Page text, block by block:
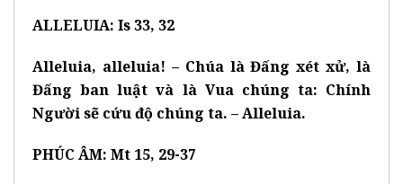
ALLELUIA: Is 33, 32
Alleluia, alleluia! – Chúa là Đấng xét xử, là
Đấng ban luật và là Vua chúng ta: Chính
Người sẽ cứu độ chúng ta. – Alleluia.
PHÚC ÂM: Mt 15, 29-37